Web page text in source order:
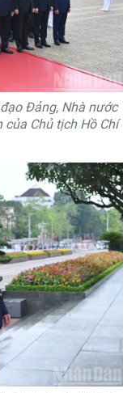
Đảng, Nhà nước
Chủ tịch Hồ Chí